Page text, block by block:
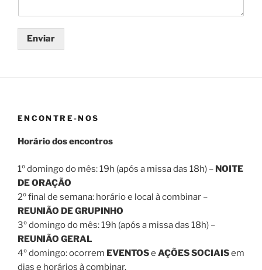
Enviar
ENCONTRE-NOS
Horário dos encontros
1º domingo do mês: 19h (após a missa das 18h) – NOITE
DE ORAÇÃO
2º final de semana: horário e local à combinar –
REUNIÃO DE GRUPINHO
3º domingo do mês: 19h (após a missa das 18h) –
REUNIÃO GERAL
4º domingo: ocorrem EVENTOSe AÇÕES SOCIAISem
dias e horários à combinar.